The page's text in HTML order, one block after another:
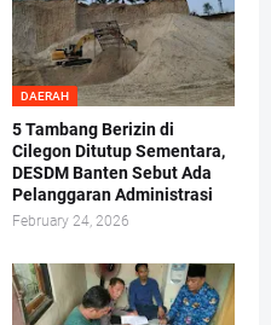
DAERAH
5 Tambang Berizin di
Cilegon Ditutup Sementara,
DESDM Banten Sebut Ada
Pelanggaran Administrasi
February 24, 2026